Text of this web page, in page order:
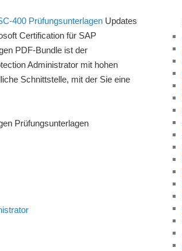
400 Prüfungsunterlagen Updates
Certification für SAP
PDF-Bundle ist der
Administrator mit hohen
Schnittstelle, mit der Sie eine
Prüfungsunterlagen